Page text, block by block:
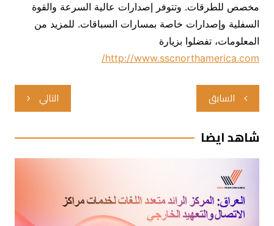
مخصص للطرقات. وتتوفر إصدارات عالية السرعة والقوة
السفلية وإصدارات خاصة بمسارات السباقات. للمزيد من
المعلومات، تفضلوا بزيارة
http://www.sscnorthamerica.com/
تصفّح
المقالات
السابق التالي
شاهد ايضا